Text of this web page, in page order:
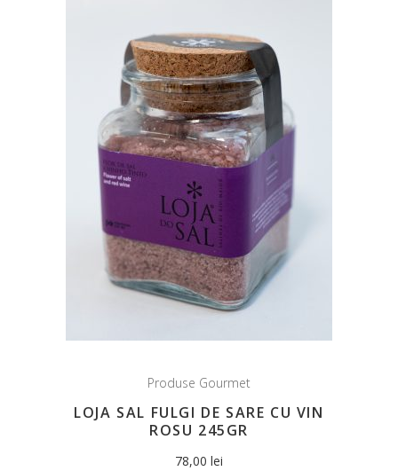
Produse Gourmet
LOJA SAL FULGI DE SARE CU VIN
ROSU 245GR
78,00 lei